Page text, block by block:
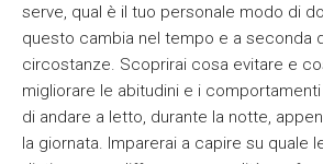
serve, qual è il tuo personale modo di
questo cambia nel tempo e a seconda
circostanze. Scoprirai cosa evitare e
migliorare le abitudini e i
di andare a letto, durante la notte,
la giornata. Imparerai a capire su quale